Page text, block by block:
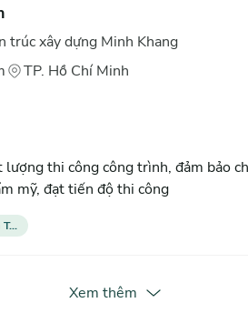
trúc xây dựng Minh Khang
TP. Hồ Chí Minh
thi công công trình, đảm bảo
mỹ, đạt tiến độ thi công
Xem thêm